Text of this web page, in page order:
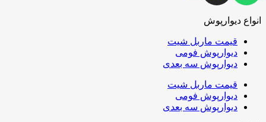
انواع دیوارپوش
قیمت ماربل شیت
دیوارپوش فومی
دیوارپوش سه بعدی
قیمت ماربل شیت
دیوارپوش فومی
دیوارپوش سه بعدی